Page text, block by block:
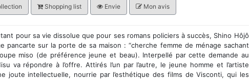
Shopping list Envie Mon avis
pour sa vie dissolue que pour ses romans policiers à succès, Shino Hôjô
pancarte sur la porte de sa maison : “cherche femme de ménage sachant
miso (de préférence jeune et beau). Interpellé par cette demande au
va répondre à l’offre. Attirés l’un par l’autre, le jeune homme et l’artiste
joute intellectuelle, nourrie par l’esthétique des films de Visconti, qui les